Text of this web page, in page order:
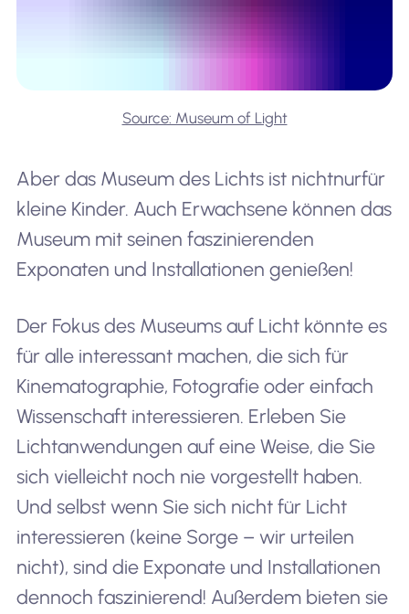
Source: Museum of Light
Aber das Museum des Lichts ist nichtnurfür
kleine Kinder. Auch Erwachsene können das
Museum mit seinen faszinierenden
Exponaten und Installationen genießen!
Der Fokus des Museums auf Licht könnte es
für alle interessant machen, die sich für
Kinematographie, Fotografie oder einfach
Wissenschaft interessieren. Erleben Sie
Lichtanwendungen auf eine Weise, die Sie
sich vielleicht noch nie vorgestellt haben.
Und selbst wenn Sie sich nicht für Licht
interessieren (keine Sorge – wir urteilen
nicht), sind die Exponate und Installationen
dennoch faszinierend! Außerdem bieten sie